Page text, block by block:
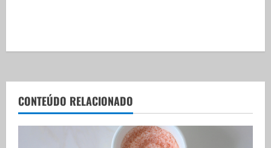
CONTEÚDO RELACIONADO